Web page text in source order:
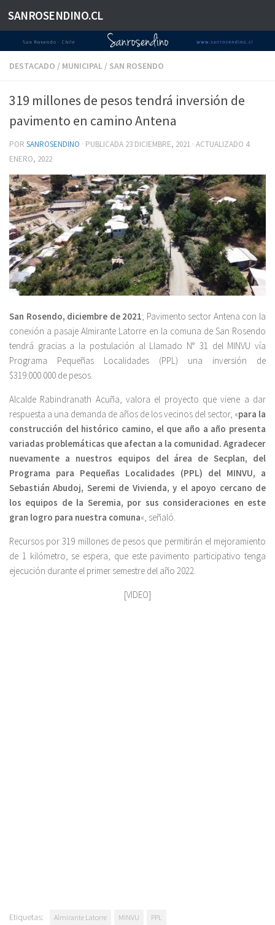
Saltar al contenido
SANROSENDINO.CL
DESTACADO / MUNICIPAL / SAN ROSENDO
319 millones de pesos tendrá inversión de
pavimento en camino Antena
POR SANROSENDINO · PUBLICADA 23 DICIEMBRE, 2021 · ACTUALIZADO 4
ENERO, 2022
San Rosendo, diciembre de 2021; Pavimento sector Antena con la
conexión a pasaje Almirante Latorre en la comuna de San Rosendo
tendrá gracias a la postulación al Llamado N° 31 del MINVU vía
Programa Pequeñas Localidades (PPL) una inversión de
$319.000.000 de pesos.
Alcalde Rabindranath Acuña, valora el proyecto que viene a dar
respuesta a una demanda de años de los vecinos del sector, «para la
construcción del histórico camino, el que año a año presenta
variadas problemáticas que afectan a la comunidad. Agradecer
nuevamente a nuestros equipos del área de Secplan, del
Programa para Pequeñas Localidades (PPL) del MINVU, a
Sebastián Abudoj, Seremi de Vivienda, y el apoyo cercano de
los equipos de la Seremia, por sus consideraciones en este
gran logro para nuestra comuna«, señaló.
Recursos por 319 millones de pesos que permitirán el mejoramiento
de 1 kilómetro, se espera, que este pavimento participativo tenga
ejecución durante el primer semestre del año 2022.
[VIDEO]
Etiquetas: Almirante Latorre MINVU
PPL